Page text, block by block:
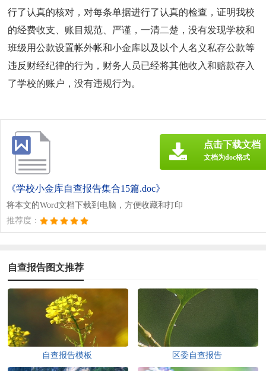
行了认真的核对，对每条单据进行了认真的检查，证明我校
的经费收支、账目规范、严谨，一清二楚，没有发现学校和
班级用公款设置帐外帐和小金库以及以个人名义私存公款等
违反财经纪律的行为，财务人员已经将其他收入和赔款存入
了学校的账户，没有违规行为。
《学校小金库自查报告集合15篇.doc》
将本文的Word文档下载到电脑，方便收藏和打印
推荐度：
点击下载文档
文档为doc格式
自查报告图文推荐
自查报告模板 区委自查报告